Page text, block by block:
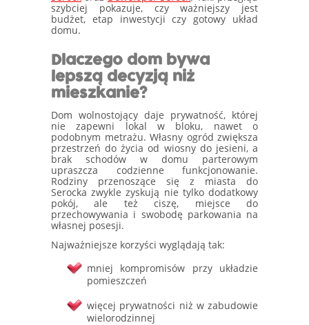
szybciej pokazuje, czy ważniejszy jest
budżet, etap inwestycji czy gotowy układ
domu.
Dlaczego dom bywa
lepszą decyzją niż
mieszkanie?
Dom wolnostojący daje prywatność, której
nie zapewni lokal w bloku, nawet o
podobnym metrażu. Własny ogród zwiększa
przestrzeń do życia od wiosny do jesieni, a
brak schodów w domu parterowym
upraszcza codzienne funkcjonowanie.
Rodziny przenoszące się z miasta do
Serocka zwykle zyskują nie tylko dodatkowy
pokój, ale też ciszę, miejsce do
przechowywania i swobodę parkowania na
własnej posesji.
Najważniejsze korzyści wyglądają tak:
mniej kompromisów przy układzie
pomieszczeń
więcej prywatności niż w zabudowie
wielorodzinnej